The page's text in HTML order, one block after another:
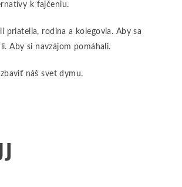
k fajčeniu.
priatelia, rodina a kolegovia. Aby sa
Aby si navzájom pomáhali.
náš svet dymu.